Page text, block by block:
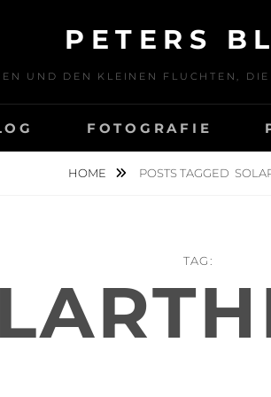
PETERS
UND DEN KLEINEN FLUCHTEN,
FOTOGRAFIE
HOME POSTS TAGGED
TAG: